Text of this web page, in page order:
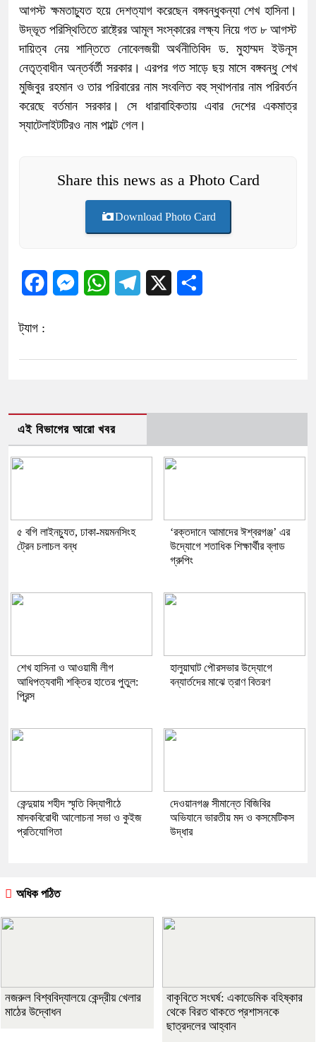
আগস্ট ক্ষমতাচ্যুত হয়ে দেশত্যাগ করেছেন বঙ্গবন্ধুকন্যা শেখ হাসিনা।
উদ্ভূত পরিস্থিতিতে রাষ্ট্রের আমূল সংস্কারের লক্ষ্য নিয়ে গত ৮ আগস্ট
দায়িত্ব নেয় শান্তিতে নোবেলজয়ী অর্থনীতিবিদ ড. মুহাম্মদ ইউনূস
নেতৃত্বাধীন অন্তর্বর্তী সরকার। এরপর গত সাড়ে ছয় মাসে বঙ্গবন্ধু শেখ
মুজিবুর রহমান ও তার পরিবারের নাম সংবলিত বহু স্থাপনার নাম পরিবর্তন
করেছে বর্তমান সরকার। সে ধারাবাহিকতায় এবার দেশের একমাত্র
স্যাটেলাইটটিরও নাম পাল্টে গেল।
Share this news as a Photo Card
Download Photo Card
FacebookMessengerWhatsAppTelegram
ট্যাগ :
এই বিভাগের আরো খবর
৫ বগি লাইনচ্যুত, ঢাকা-ময়মনসিংহ
ট্রেন চলাচল বন্ধ
‘রক্তদানে আমাদের ঈশ্বরগঞ্জ’ এর
উদ্যোগে শতাধিক শিক্ষার্থীর ব্লাড
গ্রুপিং
শেখ হাসিনা ও আওয়ামী লীগ
আধিপত্যবাদী শক্তির হাতের পুতুল:
প্রিন্স
হালুয়াঘাট পৌরসভার উদ্যোগে
বন্যার্তদের মাঝে ত্রাণ বিতরণ
কেন্দুয়ায় শহীদ স্মৃতি বিদ্যাপীঠে
মাদকবিরোধী আলোচনা সভা ও কুইজ
প্রতিযোগিতা
দেওয়ানগঞ্জ সীমান্তে বিজিবির
অভিযানে ভারতীয় মদ ও কসমেটিকস
উদ্ধার
অধিক পঠিত
নজরুল বিশ্ববিদ্যালয়ে কেন্দ্রীয় খেলার
মাঠের উদ্বোধন
বাকৃবিতে সংঘর্ষ: একাডেমিক বহিষ্কার
থেকে বিরত থাকতে প্রশাসনকে
ছাত্রদলের আহ্বান